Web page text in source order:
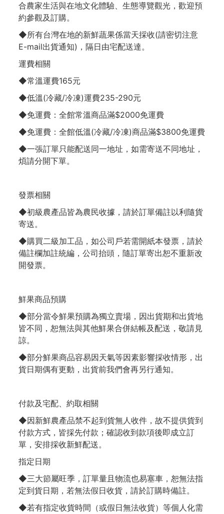
合農家生活與在地文化體驗、生態導覽觀光，歡迎預
約參觀及訂購。
◆所有台灣在地的新鮮蔬果係當天採收(請密切注意
E-mail出貨通知)，隔日由宅配送達。
運費相關
◆常溫運費165元
◆低溫(冷藏/冷凍)運費235-290元
◆免運費：全館常溫商品滿$2000免運費
◆免運費：全館低溫(冷藏/冷凍)商品滿$3800免運費
◆一張訂單只能配送同一地址，如需寄送不同地址，
煩請分開下單。
發票相關
◆初級農產品皆為農民收據，請於訂單備註以利隨貨
寄送。
◆購買二級加工品，如公司戶若需開紙本發票，請於
備註欄加註統編，公司抬頭，隨訂單寄出恕不重新改
開發票。
鮮果商品預購
◆部分當令鮮果預購為獨立賣場，因出貨期和出貨地
皆不同，恕無法與其他鮮果合併結帳及配送，敬請見
諒。
◆部分鮮果商品容易因天氣等因素影響採收情形，出
貨日期偶有更動，出貨前我們會再另行通知。
付款及宅配、約取相關
◆因新鮮農產品禁不起到貨無人收件，故不提供貨到
付款方式，皆採先付款；確認收到款項後即成立訂
單，安排採收新鮮配送。
指定日期
◆三大節屬旺季，訂單量且物流也易塞車，恕無法指
定到貨日期，若無法假日收貨，請於訂購時備註。
◆若有指定收貨時間（或假日無法收貨）等個人化需